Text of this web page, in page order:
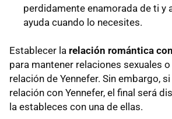
perdidamente enamorada de ti y
ayuda cuando lo necesites.
Establecer la relación romántica
para mantener relaciones sexuales
relación de Yennefer. Sin embargo,
relación con Yennefer, el final será
la estableces con una de ellas.